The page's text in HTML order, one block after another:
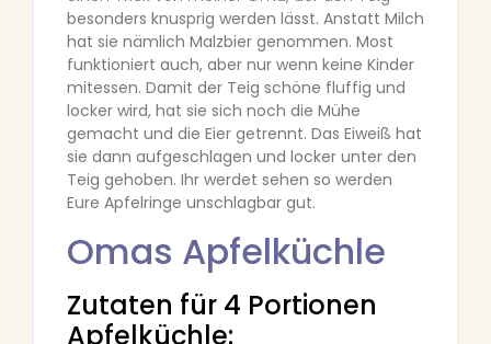
besonders knusprig werden lässt. Anstatt Milch
hat sie nämlich Malzbier genommen. Most
funktioniert auch, aber nur wenn keine Kinder
mitessen. Damit der Teig schöne fluffig und
locker wird, hat sie sich noch die Mühe
gemacht und die Eier getrennt. Das Eiweiß hat
sie dann aufgeschlagen und locker unter den
Teig gehoben. Ihr werdet sehen so werden
Eure Apfelringe unschlagbar gut.
Omas Apfelküchle
Zutaten für 4 Portionen
Apfelküchle: